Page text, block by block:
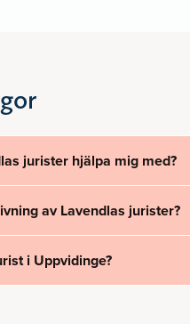
jurister hjälpa mig med?
av Lavendlas jurister?
i Uppvidinge?